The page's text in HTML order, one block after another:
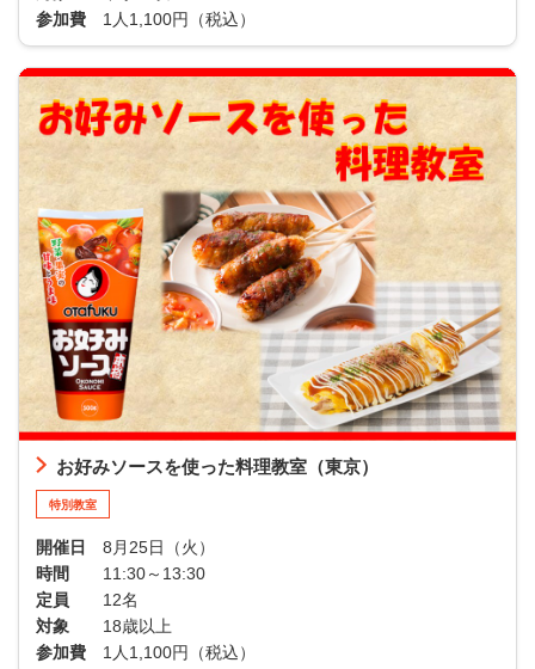
参加費
1人1,100円（税込）
お好みソースを使った料理教室（東京）
特別教室
開催日
8月25日（火）
時間
11:30～13:30
定員
12名
対象
18歳以上
参加費
1人1,100円（税込）